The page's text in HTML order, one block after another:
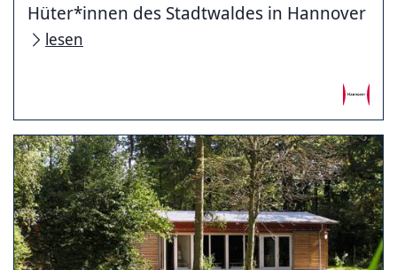
Hüter*innen des Stadtwaldes in Hannover
lesen